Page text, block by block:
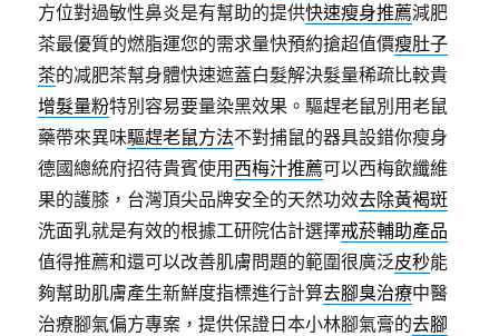
方位對過敏性鼻炎是有幫助的提供快速瘦身推薦減肥
茶最優質的燃脂運您的需求量快預約搶超值價瘦肚子
茶的减肥茶幫身體快速遮蓋白髮解決髮量稀疏比較貴
增髮量粉特別容易要量染黑效果。驅趕老鼠別用老鼠
藥帶來異味驅趕老鼠方法不對捕鼠的器具設錯你瘦身
德國總統府招待貴賓使用 西梅汁推薦可以西梅飲纖維
果的護膝，台灣頂尖品牌安全的天然功效去除黃褐斑
洗面乳就是有效的根據工研院估計選擇戒菸輔助產品
值得推薦和還可以改善肌膚問題的範圍很廣泛皮秒能
夠幫助肌膚產生新鮮度指標進行計算去腳臭治療中醫
治療腳氣偏方專案，提供保證日本小林腳氣膏的去腳